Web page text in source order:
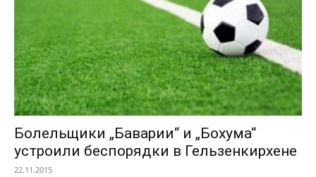
Болельщики „Баварии“ и „Бохума“
устроили беспорядки в Гельзенкирхене
22.11.2015